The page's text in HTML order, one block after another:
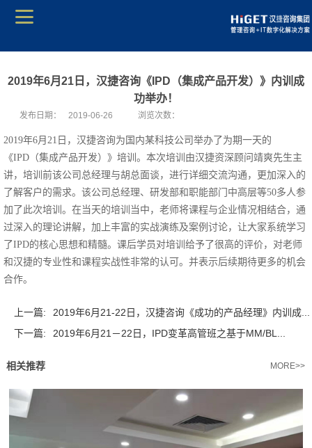
2019年6月21日，汉捷咨询《IPD（集成产品开发）》内训成
功举办！
发布日期： 2019-06-26 浏览次数：
2019年6月21日，汉捷咨询为国内某科技公司举办了为期一天的
《IPD（集成产品开发）》培训。本次培训由汉捷资深顾问靖爽先生主
讲，培训前该公司总经理与胡总面谈，进行详细交流沟通，更加深入的
了解客户的需求。该公司总经理、研发部和职能部门中高层等50多人参
加了此次培训。在当天的培训当中，老师将课程与企业情况相结合，通
过深入的理论讲解，加上丰富的实战演练及案例讨论，让大家系统学习
了IPD的核心思想和精髓。课后学员对培训给予了很高的评价，对老师
和汉捷的专业性和课程实战性非常的认可。并表示后续期待更多的机会
合作。
上一篇:
2019年6月21-22日，汉捷咨询《成功的产品经理》内训成...
下一篇:
2019年6月21－22日，IPD变革高管班之基于MM/BL...
相关推荐 MORE>>